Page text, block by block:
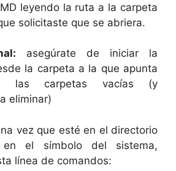
leyendo la ruta a la carpeta
solicitaste que se abriera.
asegúrate de iniciar la
la carpeta a la que apunta
las carpetas vacías (y
eliminar)
vez que esté en el directorio
en el símbolo del sistema,
línea de comandos: